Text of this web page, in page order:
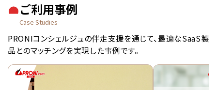
ご利用事例
Case Studies
PRONIコンシェルジュの伴走支援を通じて、最適なSaaS製
品とのマッチングを実現した事例です。